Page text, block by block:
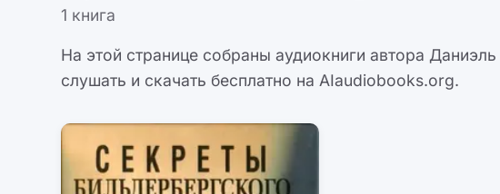
1 книга
На этой странице собраны аудиокниги автора
слушать и скачать бесплатно на AIaudiobooks.org.